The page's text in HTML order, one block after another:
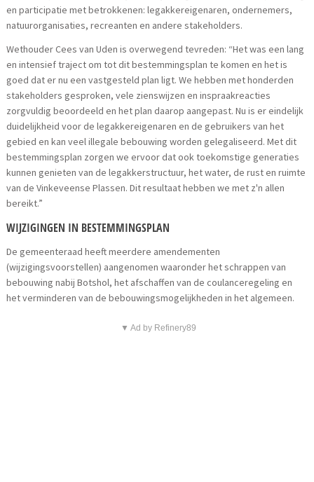
en participatie met betrokkenen: legakkereigenaren, ondernemers,
natuurorganisaties, recreanten en andere stakeholders.
Wethouder Cees van Uden is overwegend tevreden: “Het was een lang
en intensief traject om tot dit bestemmingsplan te komen en het is
goed dat er nu een vastgesteld plan ligt. We hebben met honderden
stakeholders gesproken, vele zienswijzen en inspraakreacties
zorgvuldig beoordeeld en het plan daarop aangepast. Nu is er eindelijk
duidelijkheid voor de legakkereigenaren en de gebruikers van het
gebied en kan veel illegale bebouwing worden gelegaliseerd. Met dit
bestemmingsplan zorgen we ervoor dat ook toekomstige generaties
kunnen genieten van de legakkerstructuur, het water, de rust en ruimte
van de Vinkeveense Plassen. Dit resultaat hebben we met z'n allen
bereikt.”
WIJZIGINGEN IN BESTEMMINGSPLAN
De gemeenteraad heeft meerdere amendementen
(wijzigingsvoorstellen) aangenomen waaronder het schrappen van
bebouwing nabij Botshol, het afschaffen van de coulanceregeling en
het verminderen van de bebouwingsmogelijkheden in het algemeen.
▼ Ad by Refinery89